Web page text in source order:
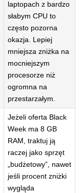
laptopach z bardzo
słabym CPU to
często pozorna
okazja. Lepiej
mniejsza zniżka na
mocniejszym
procesorze niż
ogromna na
przestarzałym.
Jeżeli oferta Black
Week ma 8 GB
RAM, traktuj ją
raczej jako sprzęt
„budżetowy”, nawet
jeśli procent zniżki
wygląda